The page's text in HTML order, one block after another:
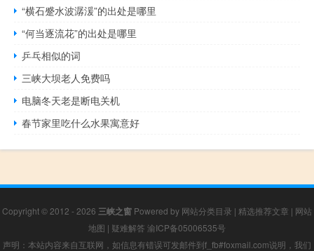
“横石蹙水波潺湲”的出处是哪里
“何当逐流花”的出处是哪里
乒乓相似的词
三峡大坝老人免费吗
电脑冬天老是断电关机
春节家里吃什么水果寓意好
Copyright © 2012 - 2026 三峡之窗 Powered by 网站分类目录 | 精选推荐文章 | 网站
地图 | 疑难解答 渝ICP备05006535号
声明：本站内容来自互联网，如信息有错误可发邮件到f_fb#foxmail.com说明，我们